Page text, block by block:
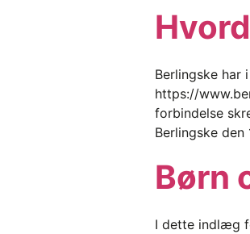
Berlingske har
https://
forbindelse
Berlingske
Børn
I dette indlæg